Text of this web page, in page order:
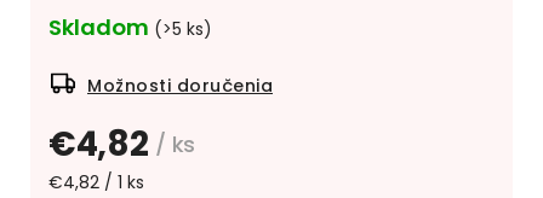
€4,82 / ks
€4,82 / 1 ks
Skladom (>5 ks)
Možnosti doručenia